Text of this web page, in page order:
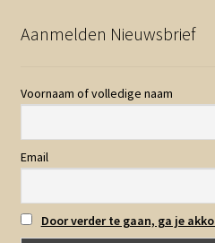
Aanmelden Nieuwsbrief
Voornaam of volledige naam
Email
Door verder te gaan, ga je